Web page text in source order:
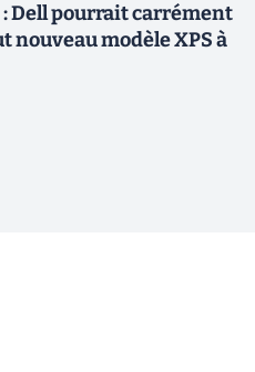
Dell pourrait carrément
nouveau modèle XPS à